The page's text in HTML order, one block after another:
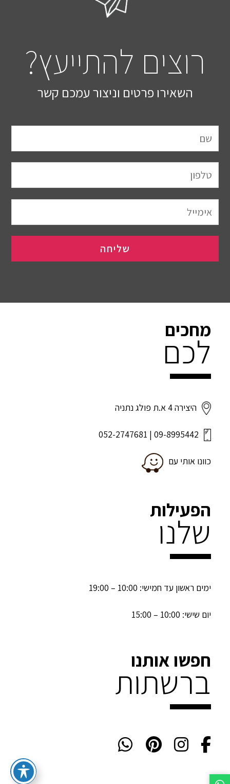
רוצים להתייעץ?
השאירו פרטים וניצור עמכם קשר
מחכים
לכם
היצירה 4 א.ת פולג נתניה
09-8995442
|
052-2747681
כוונו אותי עם
הפעילות
שלנו
ימים ראשון עד חמישי: 10:00 – 19:00
יום שישי: 10:00 – 15:00
חפשו אותנו
ברשתות